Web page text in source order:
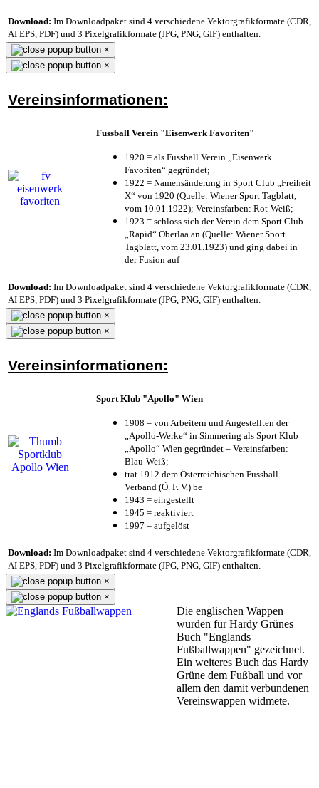
Download: Im Downloadpaket sind 4 verschiedene Vektorgrafikformate (CDR,
AI EPS, PDF) und 3 Pixelgrafikformate (JPG, PNG, GIF) enthalten.
×
×
Vereinsinformationen:
Fussball Verein "Eisenwerk Favoriten"
1920 = als Fussball Verein „Eisenwerk
Favoriten“ gegründet;
1922 = Namensänderung in Sport Club „Freiheit
X“ von 1920 (Quelle: Wiener Sport Tagblatt,
vom 10.01.1922); Vereinsfarben: Rot-Weiß;
1923 = schloss sich der Verein dem Sport Club
„Rapid“ Oberlaa an (Quelle: Wiener Sport
Tagblatt, vom 23.01.1923) und ging dabei in
der Fusion auf
Download: Im Downloadpaket sind 4 verschiedene Vektorgrafikformate (CDR,
AI EPS, PDF) und 3 Pixelgrafikformate (JPG, PNG, GIF) enthalten.
×
×
Vereinsinformationen:
Sport Klub "Apollo" Wien
1908 – von Arbeitern und Angestellten der
„Apollo-Werke“ in Simmering als Sport Klub
„Apollo“ Wien gegründet – Vereinsfarben:
Blau-Weiß;
trat 1912 dem Österreichischen Fussball
Verband (Ö. F. V.) be
1943 = eingestellt
1945 = reaktiviert
1997 = aufgelöst
Download: Im Downloadpaket sind 4 verschiedene Vektorgrafikformate (CDR,
AI EPS, PDF) und 3 Pixelgrafikformate (JPG, PNG, GIF) enthalten.
×
×
Die englischen Wappen
wurden für Hardy Grünes
Buch "Englands
Fußballwappen" gezeichnet.
Ein weiteres Buch das Hardy
Grüne dem Fußball und vor
allem den damit verbundenen
Vereinswappen widmete.